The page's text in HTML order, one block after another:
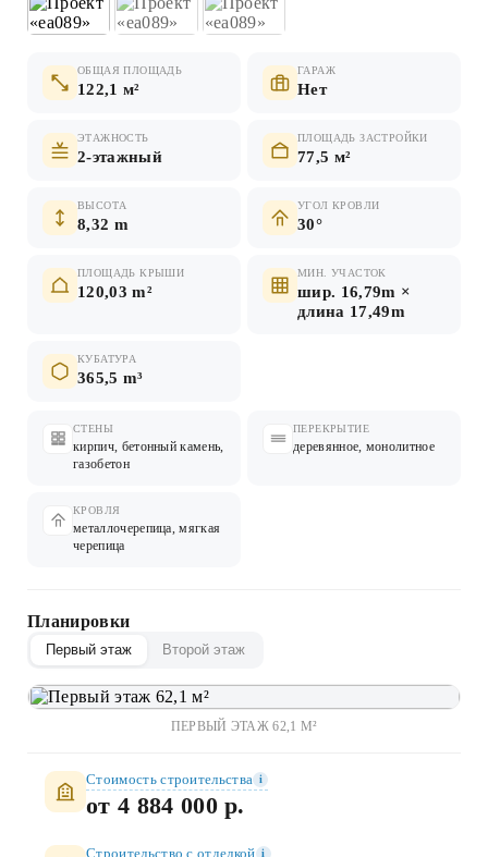
ОБЩАЯ ПЛОЩАДЬ
122,1 м²
ГАРАЖ
Нет
ЭТАЖНОСТЬ
2-этажный
ПЛОЩАДЬ ЗАСТРОЙКИ
77,5 м²
ВЫСОТА
8,32 m
УГОЛ КРОВЛИ
30°
ПЛОЩАДЬ КРЫШИ
120,03 m²
МИН. УЧАСТОК
шир. 16,79m ×
длина 17,49m
КУБАТУРА
365,5 m³
СТЕНЫ
кирпич, бетонный камень,
газобетон
ПЕРЕКРЫТИЕ
деревянное, монолитное
КРОВЛЯ
металлочерепица, мягкая
черепица
Планировки
Первый этаж Второй этаж
ПЕРВЫЙ ЭТАЖ 62,1 М²
Стоимость строительства i
от 4 884 000 р.
Строительство c отделкой i